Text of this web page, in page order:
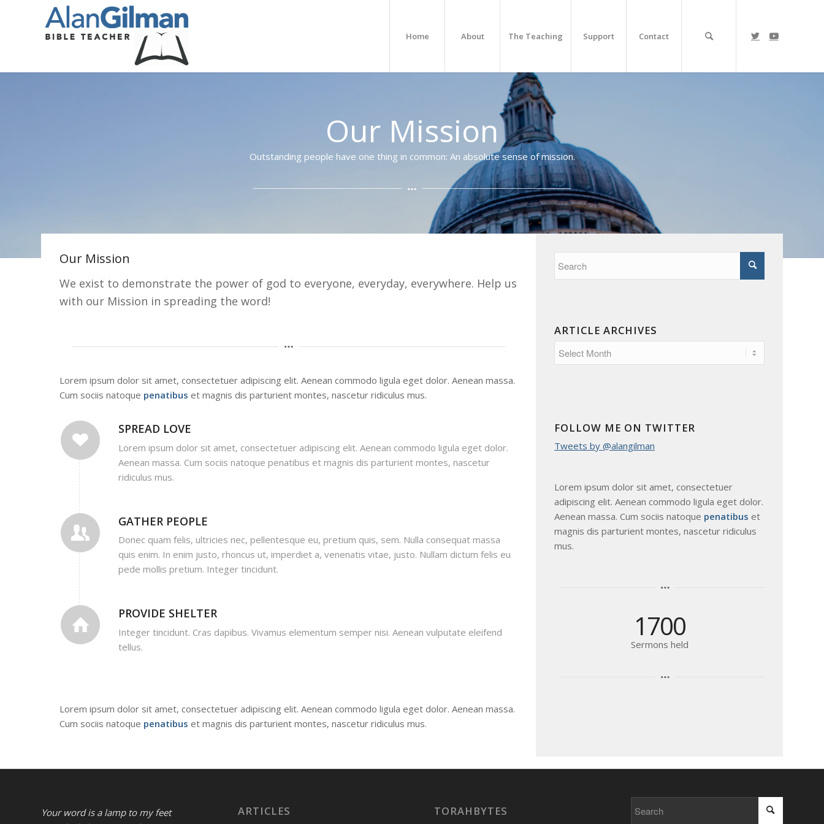
Home About The Teaching Support Contact
Our Mission
Outstanding people have one thing in common: An absolute sense of mission.
Our Mission
We exist to demonstrate the power of god to everyone, everyday, everywhere. Help us
with our Mission in spreading the word!
Lorem ipsum dolor sit amet, consectetuer adipiscing elit. Aenean commodo ligula eget dolor. Aenean massa.
Cum sociis natoque penatibus et magnis dis parturient montes, nascetur ridiculus mus.
SPREAD LOVE
Lorem ipsum dolor sit amet, consectetuer adipiscing elit. Aenean commodo ligula eget dolor.
Aenean massa. Cum sociis natoque penatibus et magnis dis parturient montes, nascetur
ridiculus mus.
GATHER PEOPLE
Donec quam felis, ultricies nec, pellentesque eu, pretium quis, sem. Nulla consequat massa
quis enim. In enim justo, rhoncus ut, imperdiet a, venenatis vitae, justo. Nullam dictum felis eu
pede mollis pretium. Integer tincidunt.
PROVIDE SHELTER
Integer tincidunt. Cras dapibus. Vivamus elementum semper nisi. Aenean vulputate eleifend
tellus.
Lorem ipsum dolor sit amet, consectetuer adipiscing elit. Aenean commodo ligula eget dolor. Aenean massa.
Cum sociis natoque penatibus et magnis dis parturient montes, nascetur ridiculus mus.
ARTICLE ARCHIVES
FOLLOW ME ON TWITTER
Tweets by @alangilman
Lorem ipsum dolor sit amet, consectetuer
adipiscing elit. Aenean commodo ligula eget dolor.
Aenean massa. Cum sociis natoque penatibus et
magnis dis parturient montes, nascetur ridiculus
mus.
1700
Sermons held
Your word is a lamp to my feet
ARTICLES TORAHBYTES